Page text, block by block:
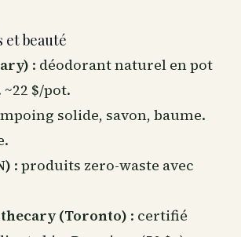
et beauté
: déodorant naturel en pot
$/pot.
solide, savon, baume.
: produits zero-waste avec
(Toronto) : certifié